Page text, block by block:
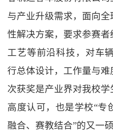
与产业升级需求，面向
性解决方案，要求参赛
工艺等前沿科技，对车
行总体设计，工作量与难
次获奖是产业界对我校
高度认可，也是学校“专
融合、赛教结合”的又一硕